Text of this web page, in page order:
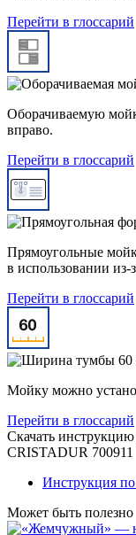
Перейти в глоссарий
Оборачиваемую
вправо.
Перейти в глоссарий
Прямоугольные
в использовании из-
Перейти в глоссарий
Мойку можно
Перейти в глоссарий
Скачать
CRISTADUR 700911
Инструкция
Может быть полезно